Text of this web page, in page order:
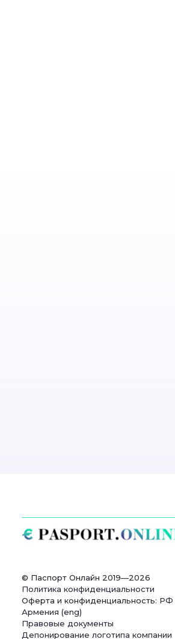
© Паспорт Онлайн 2019—2026
Политика конфиденциальности
Оферта и конфиденциальность: РФ
Армения (eng)
Правовые документы
Депонирование логотипа компании